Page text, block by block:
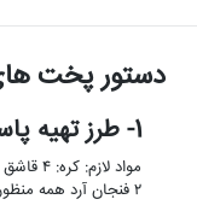
دستور پخت
1- طرز تهیه پاستا مرغ و قارچ
مواد
۲ فنجان آرد همه منظوره: ۱/۴ …